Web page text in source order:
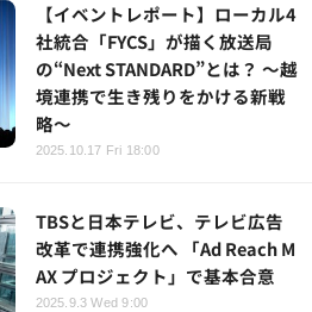
【イベントレポート】ローカル4
社統合「FYCS」が描く放送局
の“Next STANDARD”とは？ ～越
境連携で生き残りをかける新戦
略～
2025.10.17 Fri 18:00
TBSと日本テレビ、テレビ広告
改革で連携強化へ 「Ad Reach M
AX プロジェクト」で基本合意
2025.9.3 Wed 9:00